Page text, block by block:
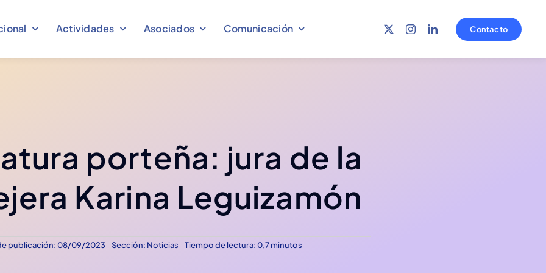
Actividades
Eventos
Asociados Comunicación
Comunicados Declaraciones
Ver más
Contacto
porteña: jura de la
Karina Leguizamón
publicación: 08/09/2023 Sección: Noticias Tiempo de lectura: 0,7 minutos